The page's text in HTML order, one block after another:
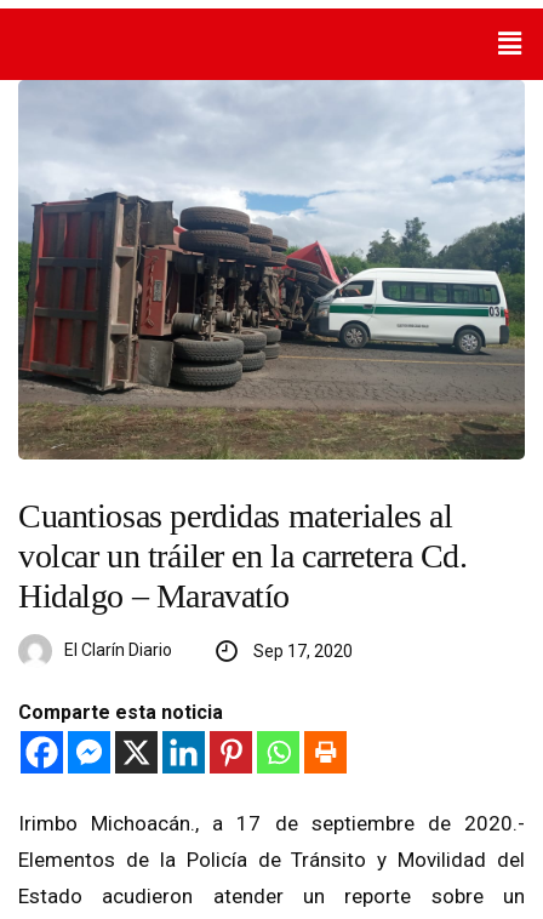
Cuantiosas perdidas materiales al
volcar un tráiler en la carretera Cd.
Hidalgo – Maravatío
El Clarín Diario Sep 17, 2020
Comparte esta noticia
Irimbo Michoacán., a 17 de septiembre de 2020.-
Elementos de la Policía de Tránsito y Movilidad del
Estado acudieron atender un reporte sobre un